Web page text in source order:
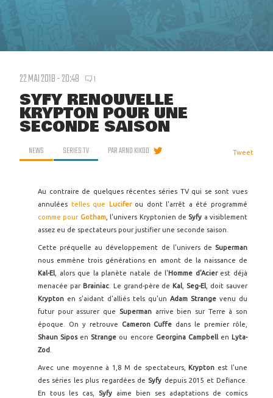
22 MAI 2018 - 20:48 1
SYFY RENOUVELLE
KRYPTON POUR UNE
SECONDE SAISON
NEWS SERIES TV PARARNO KIKOO Tweet
Au contraire de quelques récentes séries TV qui se sont vues
annulées telles que Lucifer ou dont l'arrêt a été programmé
comme pour Gotham, l'univers Kryptonien de Syfy a visiblement
assez eu de spectateurs pour justifier une seconde saison.
Cette préquelle au développement de l'univers de Superman
nous emmène trois générations en amont de la naissance de
Kal-El , alors que la planète natale de l'Homme d'Acier est déjà
menacée par Brainiac. Le grand-père de Kal Seg-El , doit sauver
Krypton en s'aidant d'alliés tels qu'un Adam Strange venu du
futur pour assurer que Superman arrive bien sur Terre à son
époque. On y retrouve
Cameron Cuffe dans le premier rôle,
Shaun Sipos en Strange ou encore Georgina Campbell en Lyta-
Zod
Avec une moyenne à 1,8 M de spectateurs, Krypton est l'une
des séries les plus regardées de Syfy depuis 2015 et Defiance.
En tous les cas, Syfy aime bien ses adaptations de comics